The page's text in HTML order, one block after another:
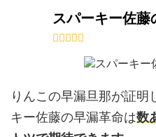
スパーキー佐藤
りんこの早漏旦那が証明
キー佐藤の早漏革命は数